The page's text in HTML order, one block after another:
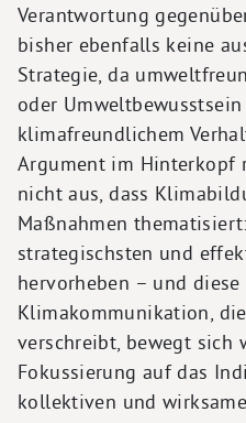
Verantwortung
bisher ebenfalls keine
Strategie, da
oder
klimafreundlichem
Argument im Hinterkopf
nicht aus, dass
Maßnahmen
strategischsten und
hervorheben – und
Klimakommunikation,
verschreibt, bewegt sich
Fokussierung auf das
kollektiven und